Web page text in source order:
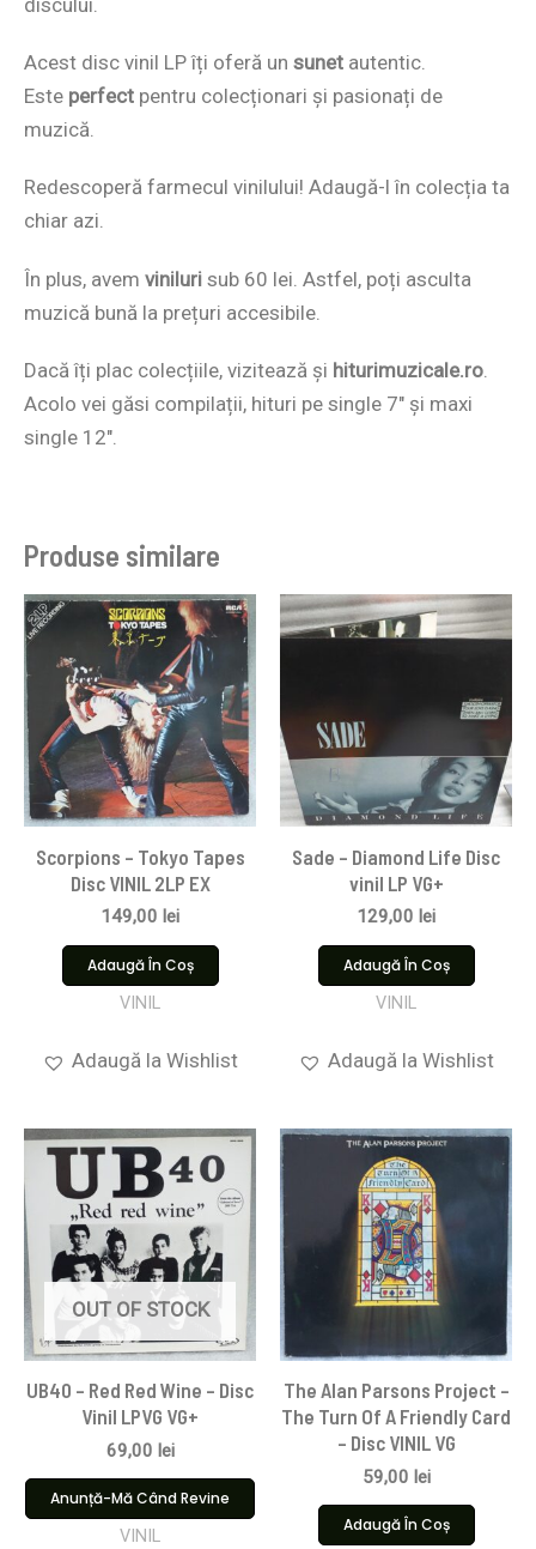
Acest disc vinil LP îți oferă un sunet autentic.
Este perfect pentru colecționari și pasionați de
muzică.
Redescoperă farmecul vinilului! Adaugă-l în colecția ta
chiar azi.
În plus, avem viniluri sub 60 lei. Astfel, poți asculta
muzică bună la prețuri accesibile.
Dacă îți plac colecțiile, vizitează și hiturimuzicale.ro
Acolo vei găsi compilații, hituri pe single 7″ și maxi
single 12″.
Produse similare
Scorpions ‎– Tokyo Tapes
Disc VINIL 2LP EX
149,00 lei
Adaugă În Coș
VINIL
Adaugă la Wishlist
Sade – Diamond Life Disc
vinil LP VG+
129,00 lei
Adaugă În Coș
VINIL
Adaugă la Wishlist
OUT OF STOCK
UB40 – Red Red Wine – Disc
Vinil LPVG VG+
69,00 lei
Anunță-Mă Când Revine
VINIL
The Alan Parsons Project –
The Turn Of A Friendly Card
– Disc VINIL VG
59,00 lei
Adaugă În Coș